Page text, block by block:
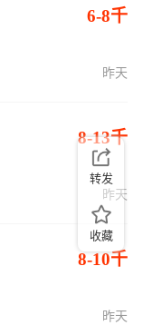
6-8千
昨天
8-13千
昨天
8-10千
昨天
转发
收藏